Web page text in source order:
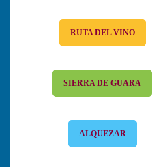
RUTA DEL VINO
SIERRA DE GUARA
ALQUEZAR